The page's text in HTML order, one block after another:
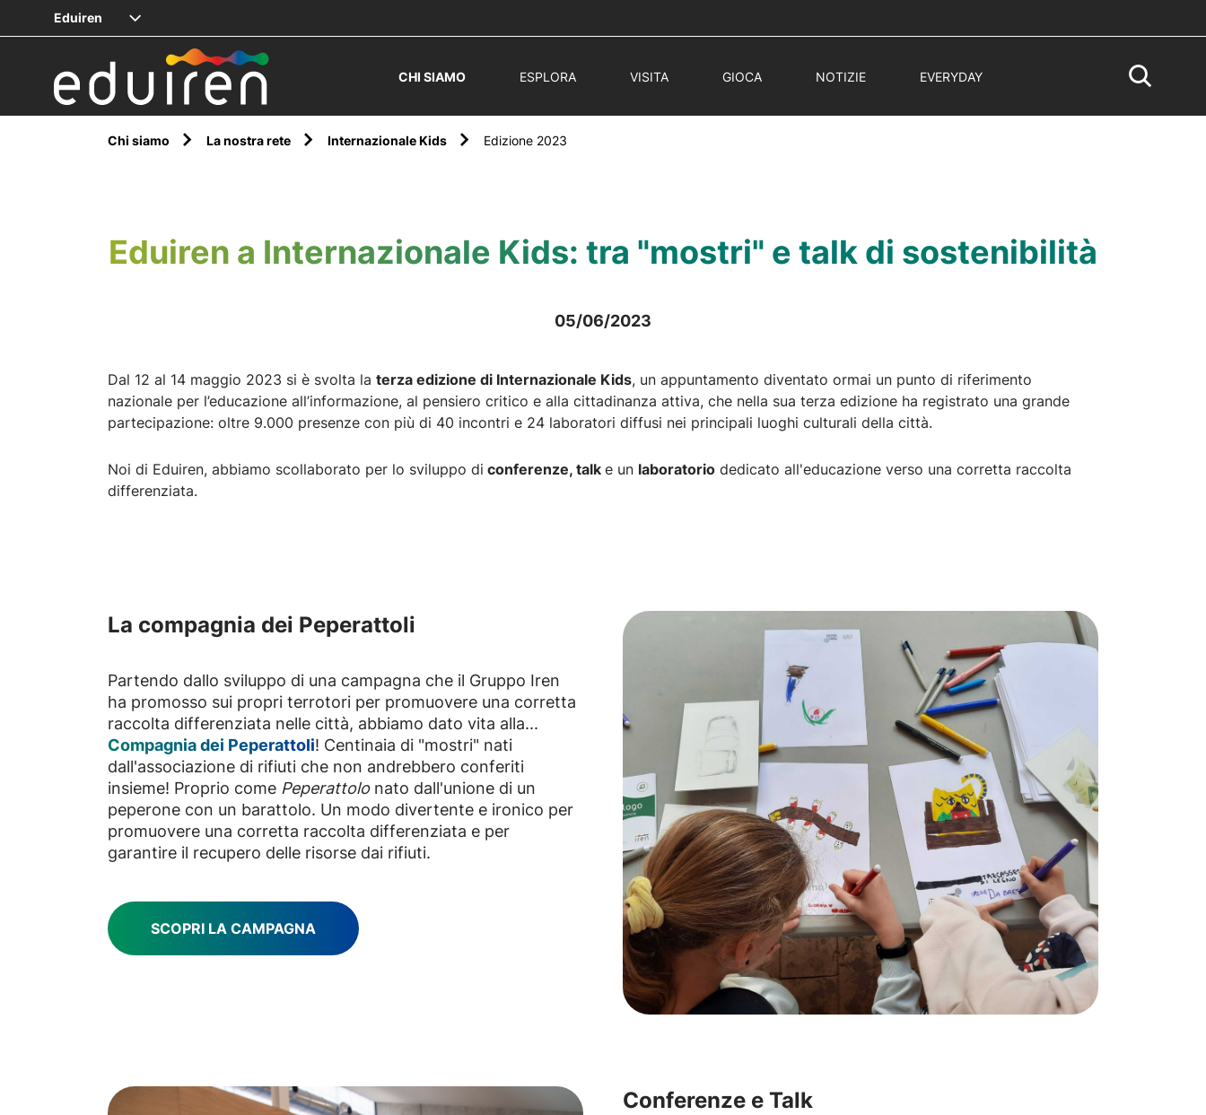
Eduiren
CHI SIAMO ESPLORA VISITA GIOCA NOTIZIE EVERYDAY
Chi siamo La nostra rete Internazionale Kids Edizione 2023
Eduiren a Internazionale Kids: tra "mostri" e talk di sostenibilità
05/06/2023
Dal 12 al 14 maggio 2023 si è svolta la terza edizione di Internazionale Kids, un appuntamento diventato ormai un punto di riferimento
nazionale per l’educazione all’informazione, al pensiero critico e alla cittadinanza attiva, che nella sua terza edizione ha registrato una grande
partecipazione: oltre 9.000 presenze con più di 40 incontri e 24 laboratori diffusi nei principali luoghi culturali della città.
Noi di Eduiren, abbiamo scollaborato per lo sviluppo di conferenze, talk e un laboratorio dedicato all'educazione verso una corretta raccolta
differenziata.
La compagnia dei Peperattoli
Partendo dallo sviluppo di una campagna che il Gruppo Iren
ha promosso sui propri terrotori per promuovere una corretta
raccolta differenziata nelle città, abbiamo dato vita alla...
Compagnia dei Peperattoli! Centinaia di "mostri" nati
dall'associazione di rifiuti che non andrebbero conferiti
insieme! Proprio come Peperattolo nato dall'unione di un
peperone con un barattolo. Un modo divertente e ironico per
promuovere una corretta raccolta differenziata e per
garantire il recupero delle risorse dai rifiuti.
SCOPRI LA CAMPAGNA
Conferenze e Talk